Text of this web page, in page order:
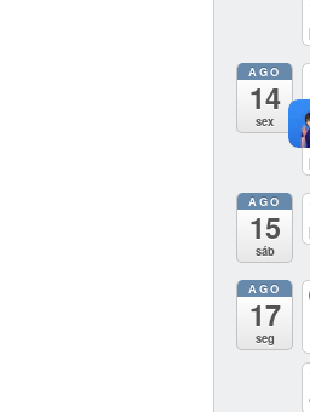
AGO
14
sex
AGO
15
sáb
AGO
17
seg